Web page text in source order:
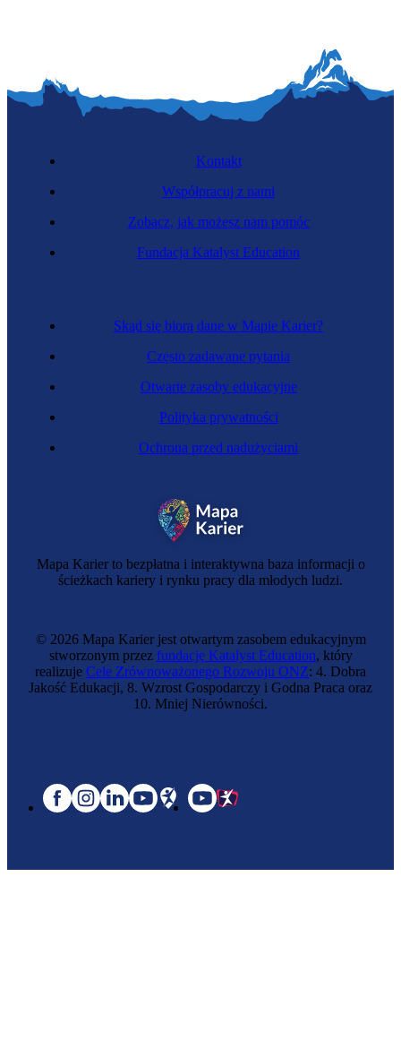
Mapa Karier to bezpłatna i interaktywna baza informacji o
ścieżkach kariery i rynku pracy dla młodych ludzi.
Skąd się biorą dane w Mapie Karier?
Często zadawane pytania
Otwarte zasoby edukacyjne
Polityka prywatności
Ochrona przed nadużyciami
Kontakt
Współpracuj z nami
Zobacz, jak możesz nam pomóc
Fundacja Katalyst Education
© 2026 Mapa Karier jest otwartym zasobem edukacyjnym
stworzonym przez fundację Katalyst Education, który
realizuje Cele Zrównoważonego Rozwoju ONZ: 4. Dobra
Jakość Edukacji, 8. Wzrost Gospodarczy i Godna Praca oraz
10. Mniej Nierówności.